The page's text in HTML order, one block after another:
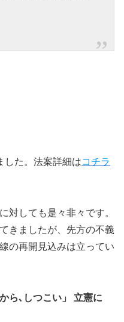
した。法案詳細はコチラ
対しても是々非々です。
きましたが、先方の不義
の再開見込みは立ってい
ら､しつこい」 立憲に